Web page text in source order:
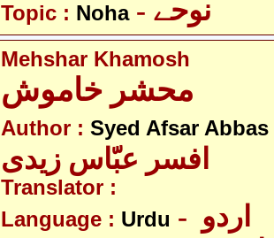
Topic : Noha - نوحے
Mehshar Khamosh
Author : Syed Afsar
افسر عبّاس زیدی
Translator :
Language : Urdu